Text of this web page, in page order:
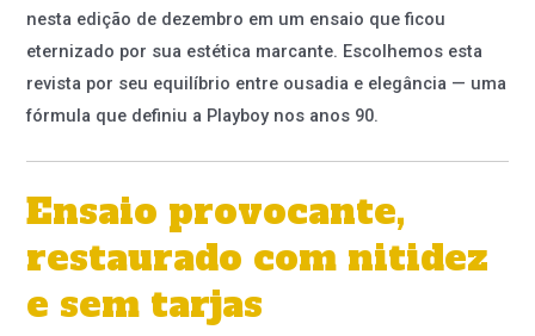
nesta edição de dezembro em um ensaio que ficou
eternizado por sua estética marcante. Escolhemos esta
revista por seu equilíbrio entre ousadia e elegância — uma
fórmula que definiu a Playboy nos anos 90.
Ensaio provocante,
restaurado com nitidez
e sem tarjas